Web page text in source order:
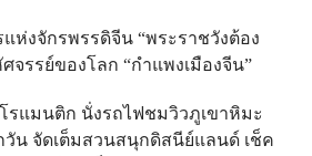
ห่งจักรพรรดิจีน “พระราชวังต้อง
จรรย์ของโลก “กำแพงเมืองจีน”
แมนติก นั่งรถไฟชมวิวภูเขาหิมะ
วัน จัดเต็มสวนสนุกดิสนีย์แลนด์ เช็ค